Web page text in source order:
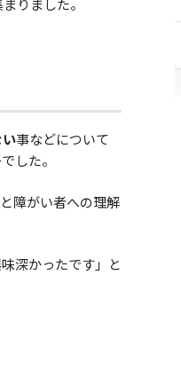
りました。
事などについて
した。
障がい者への理解
深かったです」と